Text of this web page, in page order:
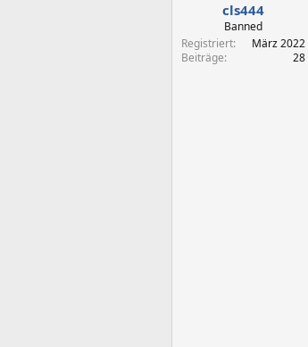
a
m
cls444
Banned
Registriert
März 2022
Beiträge
28